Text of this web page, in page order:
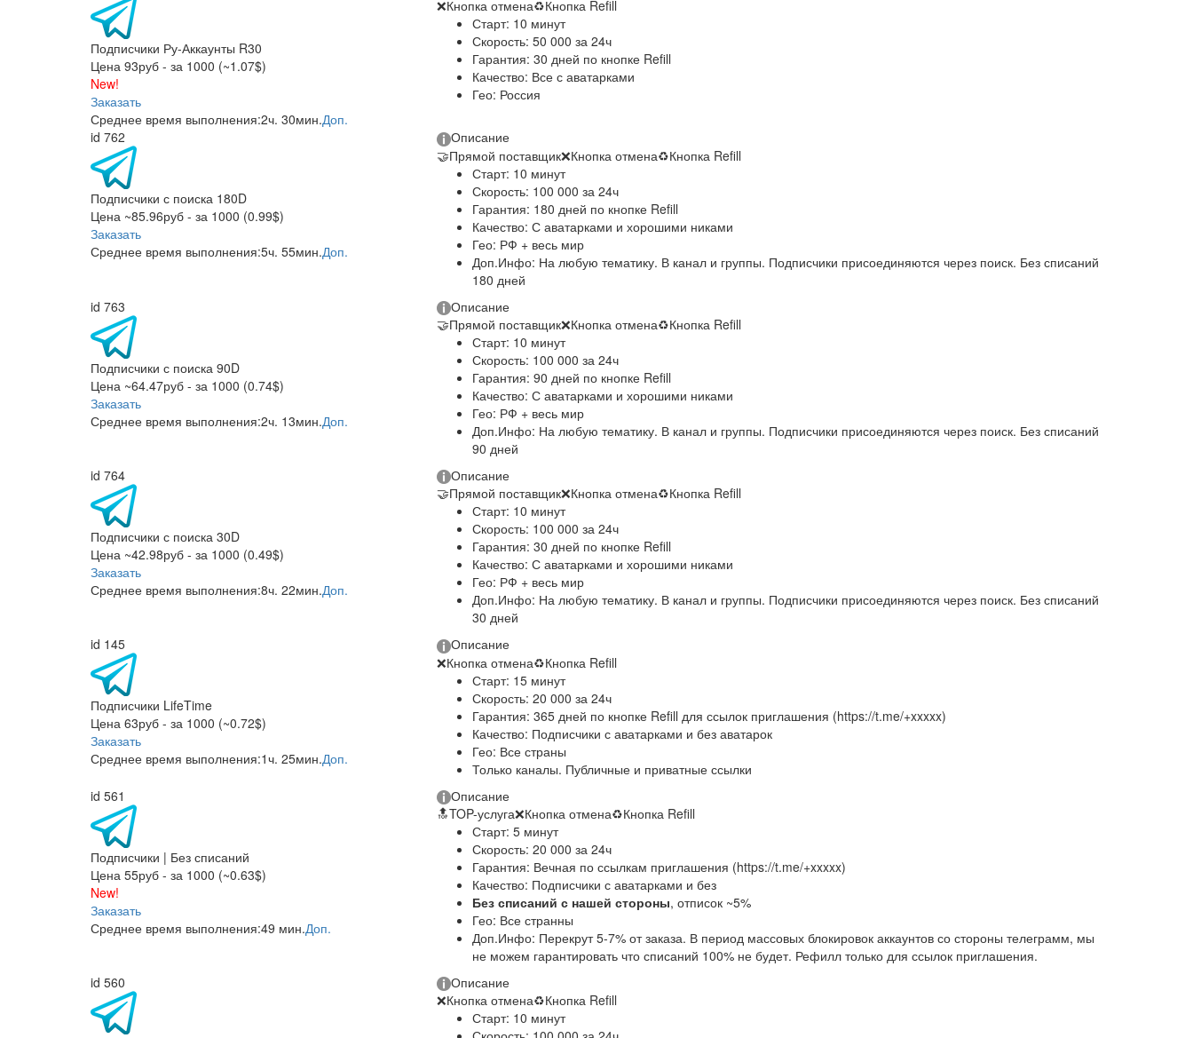
Подписчики Ру-Аккаунты R30
Цена 93руб - за 1000 (~1.07$)
New!
Заказать
Среднее время выполнения:2ч. 30мин.Доп.
❌Кнопка отмена♻Кнопка Refill
Старт: 10 минут
Скорость: 50 000 за 24ч
Гарантия: 30 дней по кнопке Refill
Качество: Все с аватарками
Гео: Россия
id 762
Подписчики с поиска 180D
Цена ~85.96руб - за 1000 (0.99$)
Заказать
Среднее время выполнения:5ч. 55мин.Доп.
Описание
🤝Прямой поставщик❌Кнопка отмена♻Кнопка Refill
Старт: 10 минут
Скорость: 100 000 за 24ч
Гарантия: 180 дней по кнопке Refill
Качество: С аватарками и хорошими никами
Гео: РФ + весь мир
Доп.Инфо: На любую тематику. В канал и группы. Подписчики присоединяются через поиск. Без списаний
180 дней
id 763
Подписчики с поиска 90D
Цена ~64.47руб - за 1000 (0.74$)
Заказать
Среднее время выполнения:2ч. 13мин.Доп.
Описание
🤝Прямой поставщик❌Кнопка отмена♻Кнопка Refill
Старт: 10 минут
Скорость: 100 000 за 24ч
Гарантия: 90 дней по кнопке Refill
Качество: С аватарками и хорошими никами
Гео: РФ + весь мир
Доп.Инфо: На любую тематику. В канал и группы. Подписчики присоединяются через поиск. Без списаний
90 дней
id 764
Подписчики с поиска 30D
Цена ~42.98руб - за 1000 (0.49$)
Заказать
Среднее время выполнения:8ч. 22мин.Доп.
Описание
🤝Прямой поставщик❌Кнопка отмена♻Кнопка Refill
Старт: 10 минут
Скорость: 100 000 за 24ч
Гарантия: 30 дней по кнопке Refill
Качество: С аватарками и хорошими никами
Гео: РФ + весь мир
Доп.Инфо: На любую тематику. В канал и группы. Подписчики присоединяются через поиск. Без списаний
30 дней
id 145
Подписчики LifeTime
Цена 63руб - за 1000 (~0.72$)
Заказать
Среднее время выполнения:1ч. 25мин.Доп.
Описание
❌Кнопка отмена♻Кнопка Refill
​Старт: 15 минут
Скорость: 20 000 за 24ч
Гарантия: 365 дней по кнопке Refill для ссылок приглашения (https://t.me/+xxxxx)
Качество: Подписчики с аватарками и без аватарок
Гео: Все страны
Только каналы. Публичные и приватные ссылки
id 561
Подписчики | Без списаний
Цена 55руб - за 1000 (~0.63$)
New!
Заказать
Среднее время выполнения:49 мин.Доп.
Описание
🔝TOP-услуга❌Кнопка отмена♻Кнопка Refill
Старт: 5 минут
Скорость: 20 000 за 24ч
Гарантия: Вечная по ссылкам приглашения (https://t.me/+xxxxx)
Качество: Подписчики с аватарками и без
Без списаний с нашей стороны, отписок ~5%
Гео: Все странны
Доп.Инфо: Перекрут 5-7% от заказа. В период массовых блокировок аккаунтов со стороны телеграмм, мы
не можем гарантировать что списаний 100% не будет. Рефилл только для ссылок приглашения.
id 560
Описание
❌Кнопка отмена♻Кнопка Refill
Старт: 10 минут